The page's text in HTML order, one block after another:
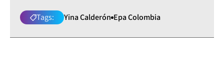
Tags: Yina Calderón Epa Colombia